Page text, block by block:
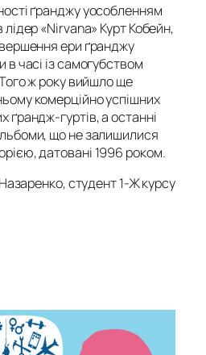
ґранджу уособленням
лідер «Nirvana» Курт Кобейн,
ери ґранджу
в часі із самогубством
ж року вийшло ще
комерційно успішних
ґрандж-гуртів, а останні
що не залишилися
датовані 1996 роком.
студент 1-Ж курсу